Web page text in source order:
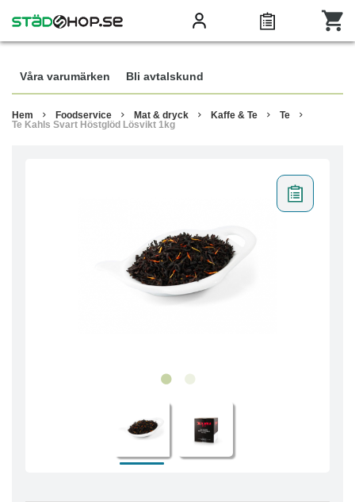
Våra varumärken Bli avtalskund
Hem Foodservice Mat & dryck Kaffe & Te
Te
Te Kahls Svart Höstglöd Lösvikt 1kg